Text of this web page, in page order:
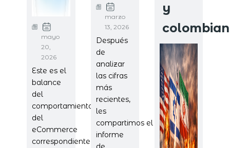
mayo
20,
2026
Este es el
balance
del
comportamiento
del
eCommerce
correspondiente
marzo
13, 2026
Después
de
analizar
las cifras
más
recientes,
les
compartimos el
informe
y